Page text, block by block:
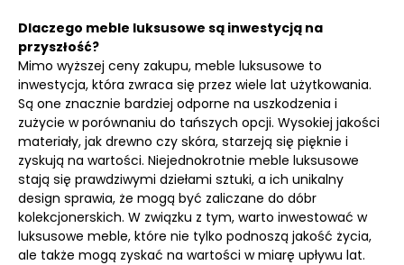
Dlaczego meble luksusowe są inwestycją na
przyszłość?
Mimo wyższej ceny zakupu, meble luksusowe to
inwestycja, która zwraca się przez wiele lat użytkowania.
Są one znacznie bardziej odporne na uszkodzenia i
zużycie w porównaniu do tańszych opcji. Wysokiej jakości
materiały, jak drewno czy skóra, starzeją się pięknie i
zyskują na wartości. Niejednokrotnie meble luksusowe
stają się prawdziwymi dziełami sztuki, a ich unikalny
design sprawia, że mogą być zaliczane do dóbr
kolekcjonerskich. W związku z tym, warto inwestować w
luksusowe meble, które nie tylko podnoszą jakość życia,
ale także mogą zyskać na wartości w miarę upływu lat.